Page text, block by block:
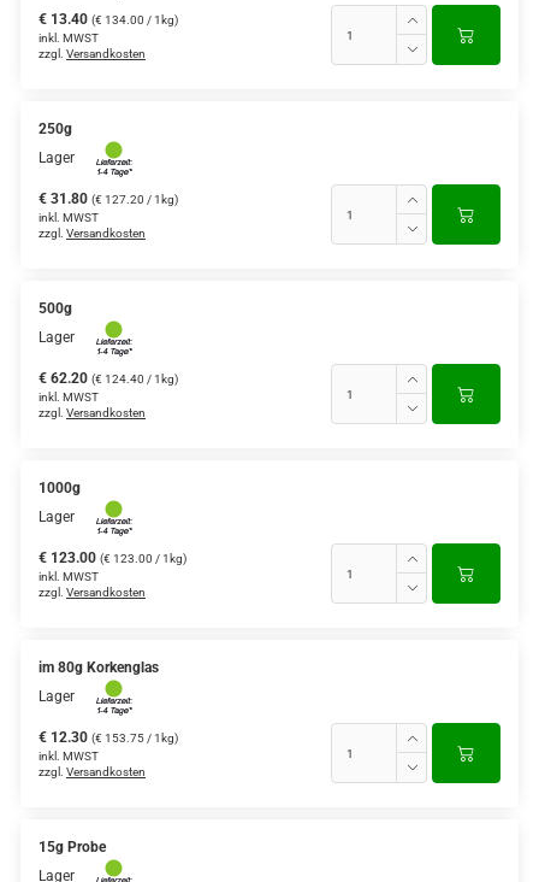
€ 13.40 (€ 134.00 / 1kg)
inkl. MWST
zzgl. Versandkosten
250g
Lager
€ 31.80 (€ 127.20 / 1kg)
inkl. MWST
zzgl. Versandkosten
500g
Lager
€ 62.20 (€ 124.40 / 1kg)
inkl. MWST
zzgl. Versandkosten
1000g
Lager
€ 123.00 (€ 123.00 / 1kg)
inkl. MWST
zzgl. Versandkosten
im 80g Korkenglas
Lager
€ 12.30 (€ 153.75 / 1kg)
inkl. MWST
zzgl. Versandkosten
15g Probe
Lager